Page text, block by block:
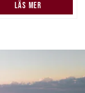
LÄS MER